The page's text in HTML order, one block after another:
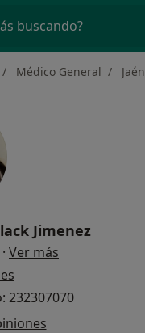
buscando?
Médico General Jaén
Jimenez
· Ver más
232307070